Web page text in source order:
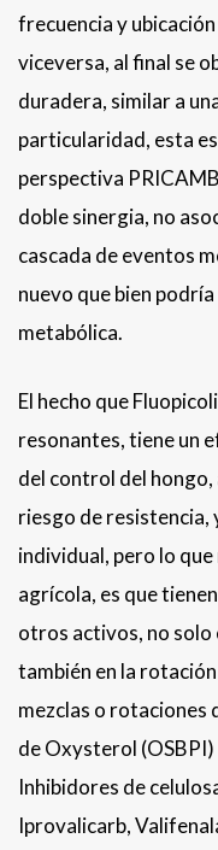
frecuencia y
viceversa, al final se
duradera, similar a
particularidad, esta
perspectiva
doble sinergia, no
cascada de eventos
nuevo que bien
metabólica.
El hecho que
resonantes, tiene un
del control del hongo,
riesgo de resistencia,
individual, pero lo
agrícola, es que
otros activos, no solo
también en la
mezclas o rotaciones
de Oxysterol
Inhibidores de
Iprovalicarb,